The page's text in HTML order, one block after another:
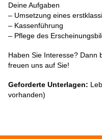
Deine Aufgaben
– Umsetzung eines
– Kassenführung
– Pflege des
Haben Sie Interesse? Dann
freuen uns auf Sie!
Geforderte Unterlagen:
vorhanden)